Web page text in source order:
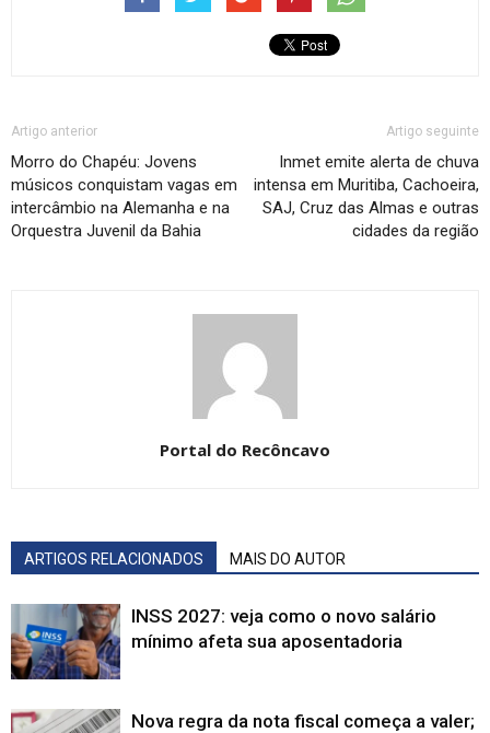
Artigo anterior
Morro do Chapéu: Jovens
músicos conquistam vagas em
intercâmbio na Alemanha e na
Orquestra Juvenil da Bahia
Artigo seguinte
Inmet emite alerta de chuva
intensa em Muritiba, Cachoeira,
SAJ, Cruz das Almas e outras
cidades da região
Portal do Recôncavo
ARTIGOS RELACIONADOS MAIS DO AUTOR
INSS 2027: veja como o novo salário
mínimo afeta sua aposentadoria
Nova regra da nota fiscal começa a valer;